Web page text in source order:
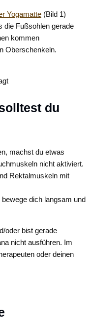
Yogamatte (Bild 1)
die Fußsohlen gerade
kommen
Oberschenkeln.
du
machst du etwas
nicht aktiviert.
Rektalmuskeln mit
dich langsam und
oder bist gerade
nicht ausführen. Im
oder deinen